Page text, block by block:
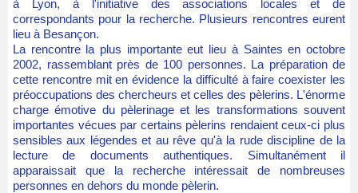
à Lyon, à l'initiative des associations locales et de
correspondants pour la recherche. Plusieurs rencontres eurent
lieu à Besançon.
La rencontre la plus importante eut lieu à Saintes en octobre
2002, rassemblant près de 100 personnes. La préparation de
cette rencontre mit en évidence la difficulté à faire coexister les
préoccupations des chercheurs et celles des pèlerins. L'énorme
charge émotive du pèlerinage et les transformations souvent
importantes vécues par certains pèlerins rendaient ceux-ci plus
sensibles aux légendes et au rêve qu'à la rude discipline de la
lecture de documents authentiques. Simultanément il
apparaissait que la recherche intéressait de nombreuses
personnes en dehors du monde pèlerin.